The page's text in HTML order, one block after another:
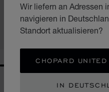
Wir liefern an Adressen
navigieren in
Standort aktualisieren?
CHOPARD
IN
LEDER IN SCHWARZ IN KARBON-
€ 306